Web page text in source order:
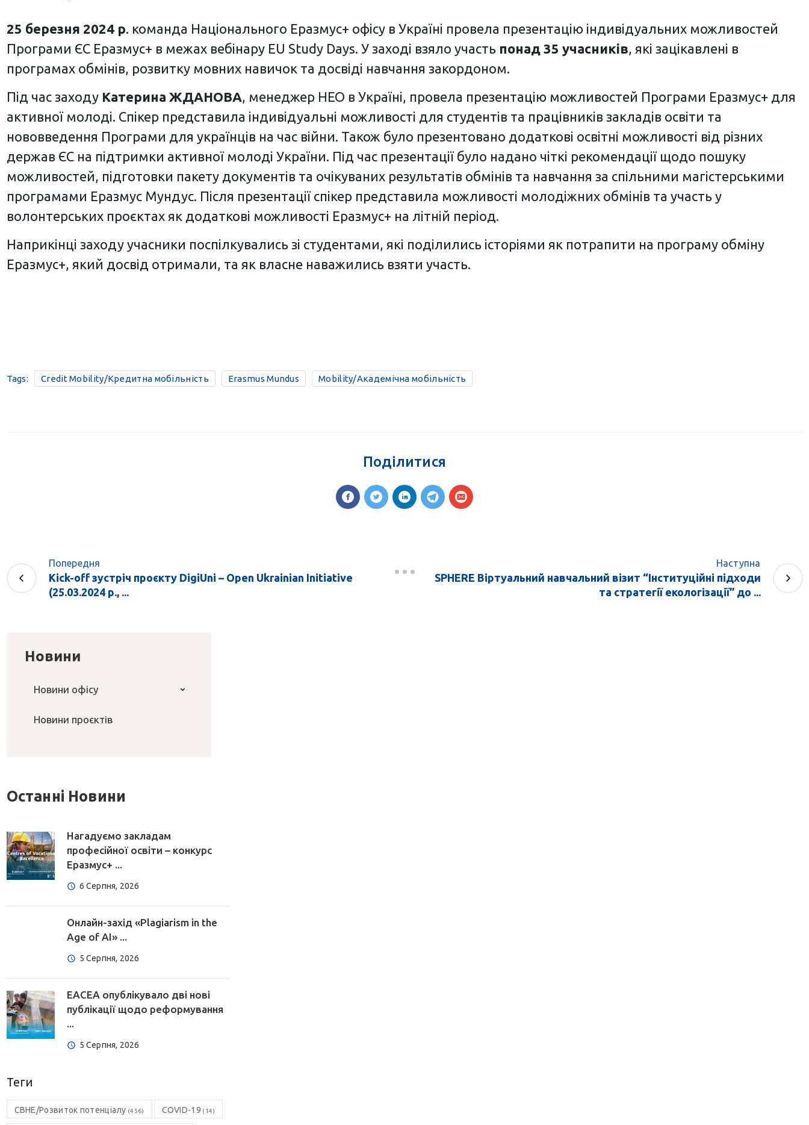
25 березня 2024 р. команда Національного Еразмус+ офісу в Україні провела презентацію індивідуальних можливостей
Програми ЄС Еразмус+ в межах вебінару EU Study Days. У заході взяло участь понад 35 учасників, які зацікавлені в
програмах обмінів, розвитку мовних навичок та досвіді навчання закордоном.
Під час заходу Катерина ЖДАНОВА, менеджер НЕО в Україні, провела презентацію можливостей Програми Еразмус+ для
активної молоді. Спікер представила індивідуальні можливості для студентів та працівників закладів освіти та
нововведення Програми для українців на час війни. Також було презентовано додаткові освітні можливості від різних
держав ЄС на підтримки активної молоді України. Під час презентації було надано чіткі рекомендації щодо пошуку
можливостей, підготовки пакету документів та очікуваних результатів обмінів та навчання за спільними магістерськими
програмами Еразмус Мундус. Після презентації спікер представила можливості молодіжних обмінів та участь у
волонтерських проєктах як додаткові можливості Еразмус+ на літній період.
Наприкінці заходу учасники поспілкувались зі студентами, які поділились історіями як потрапити на програму обміну
Еразмус+, який досвід отримали, та як власне наважились взяти участь.
Tags: Credit Mobility/Кредитна мобільність Erasmus Mundus Mobility/Академічна мобільність
Поділитися
Попередня
Kick-off зустріч проєкту DigiUni – Open Ukrainian Initiative
(25.03.2024 р., ...
Наступна
SPHERE Віртуальний навчальний візит “Інституційні підходи
та стратегії екологізації” до ...
Новини
Новини офісу
Новини проєктів
Останні Новини
Нагадуємо закладам
професійної освіти – конкурс
Еразмус+ ...
6 Серпня, 2026
Онлайн-захід «Plagiarism in the
Age of AI» ...
5 Серпня, 2026
EACEA опублікувало дві нові
публікації щодо реформування
...
5 Серпня, 2026
Теги
CBHE/Розвиток потенціалу (456) COVID-19 (14)